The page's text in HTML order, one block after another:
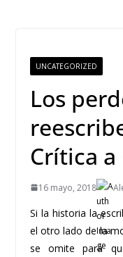
UNCATEGORIZED
Los
Crítica a
16 mayo, 2018
Si la historia la
el otro lado de la
se omite para